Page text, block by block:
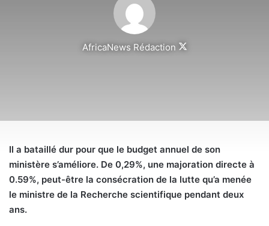
AfricaNews Rédaction
Follow
Il a bataillé dur pour que le budget annuel de son
ministère s’améliore. De 0,29%, une majoration directe à
0.59%, peut-être la consécration de la lutte qu’a menée
le ministre de la Recherche scientifique pendant deux
ans.